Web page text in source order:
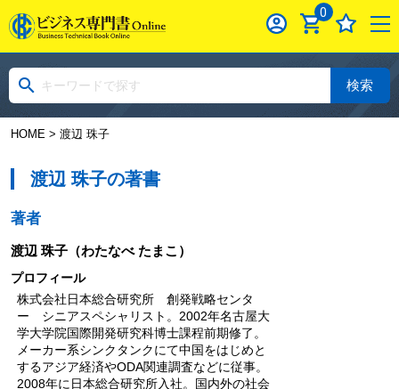
0
検索
HOME> 渡辺 珠子
渡辺 珠子の著書
著者
渡辺 珠子（わたなべ たまこ）
プロフィール
株式会社日本総合研究所 創発戦略センタ
ー シニアスペシャリスト。2002年名古屋大
学大学院国際開発研究科博士課程前期修了。
メーカー系シンクタンクにて中国をはじめと
するアジア経済やODA関連調査などに従事。
2008年に日本総合研究所入社。国内外の社会